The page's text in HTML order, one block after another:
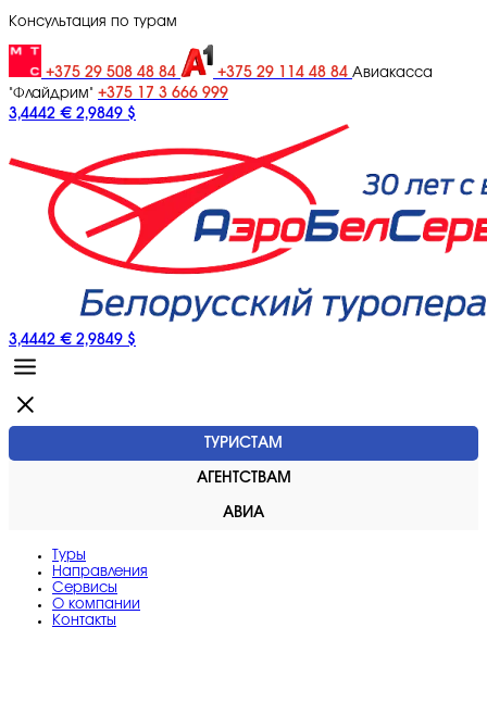
Консультация по турам
+375 29 508 48 84 +375 29 114 48 84 Авиакасса
"Флайдрим" +375 17 3 666 999
3,4442 € 2,9849 $
3,4442 € 2,9849 $
ТУРИСТАМ
АГЕНТСТВАМ
АВИА
Туры
Направления
Сервисы
O компании
Контакты